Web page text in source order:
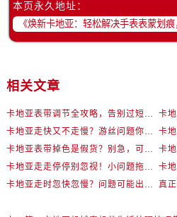
本页永久地址：
相关文章
卡地亚表带调节全攻略，告别过短烦恼
卡地亚走快又不走慢？游丝问题你了解多少？
卡
卡地亚表带掉色是假货？别急，可能是这些日常习惯惹的祸
卡地亚走走停停别忽视！小问题拖成大修很烧钱
卡地亚走时忽快忽慢？问题可能出在你睡觉时！